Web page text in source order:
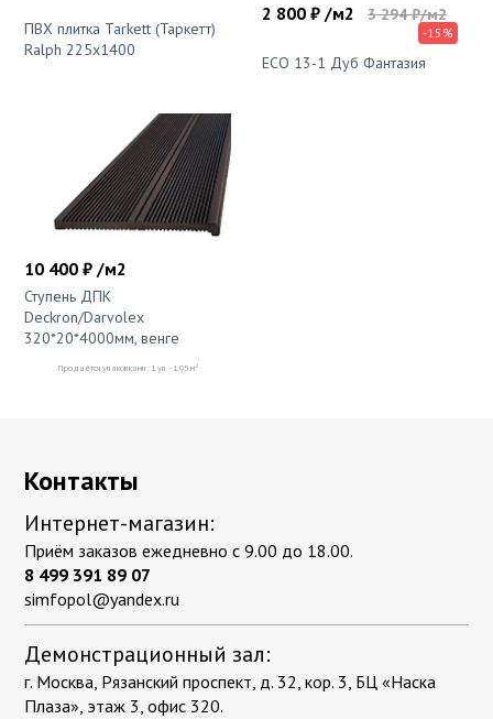
ПВХ плитка Tarkett (Таркетт)
Ralph 225х1400
2 800 ₽ /м2 3 294 ₽/м2
-15%
ЕСО 13-1 Дуб Фантазия
10 400 ₽ /м2
Ступень ДПК
Deckron/Darvolex
320*20*4000мм, венге
Продаётся упаковками: 1 уп. - 1.95 м2
Контакты
Интернет-магазин:
Приём заказов ежедневно с 9.00 до 18.00.
8 499 391 89 07
simfopol@yandex.ru
Демонстрационный зал:
г. Москва, Рязанский проспект, д. 32, кор. 3, БЦ «Наска
Плаза», этаж 3, офис 320.